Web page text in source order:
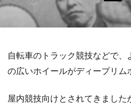
自転車のトラック競技などで、
の広いホイールがディープリム
屋内競技向けとされてきました